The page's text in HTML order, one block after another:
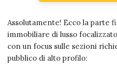
Assolutamente! Ecco la parte
immobiliare di lusso
con un focus sulle sezioni
pubblico di alto profilo: